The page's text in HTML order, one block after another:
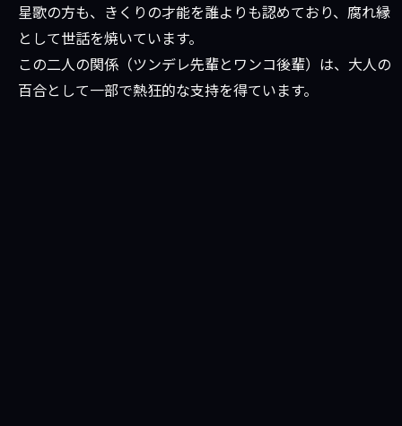
星歌の方も、きくりの才能を誰よりも認めており、腐れ縁
として世話を焼いています。
この二人の関係（ツンデレ先輩とワンコ後輩）は、大人の
百合として一部で熱狂的な支持を得ています。